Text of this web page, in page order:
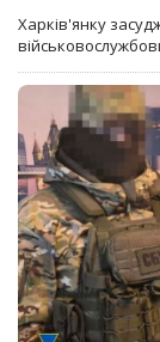
Харків'янку